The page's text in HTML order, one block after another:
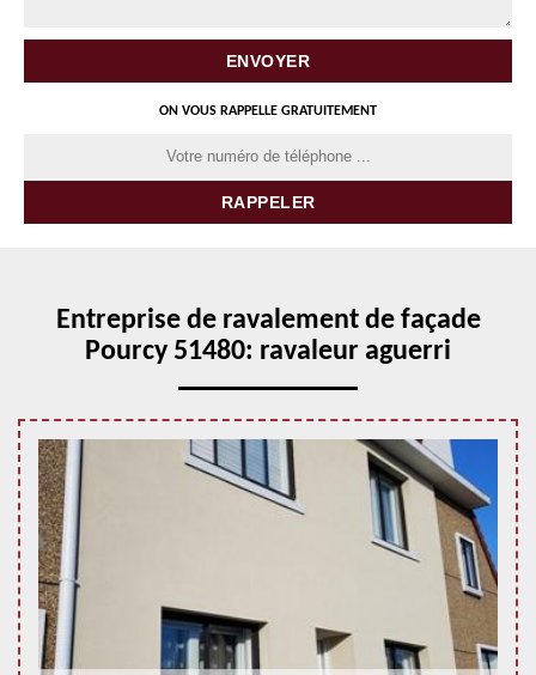
ON VOUS RAPPELLE GRATUITEMENT
Entreprise de ravalement de façade
Pourcy 51480: ravaleur aguerri